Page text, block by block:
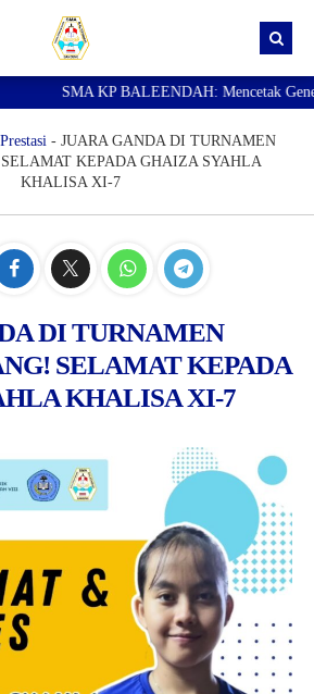
SMA KP BALEENDAH: Mencetak
Prestasi - JUARA GANDA DI TURNAMEN
KEPADA GHAIZA SYAHLA
KHALISA XI-7
DI TURNAMEN
SELAMAT KEPADA
KHALISA XI-7